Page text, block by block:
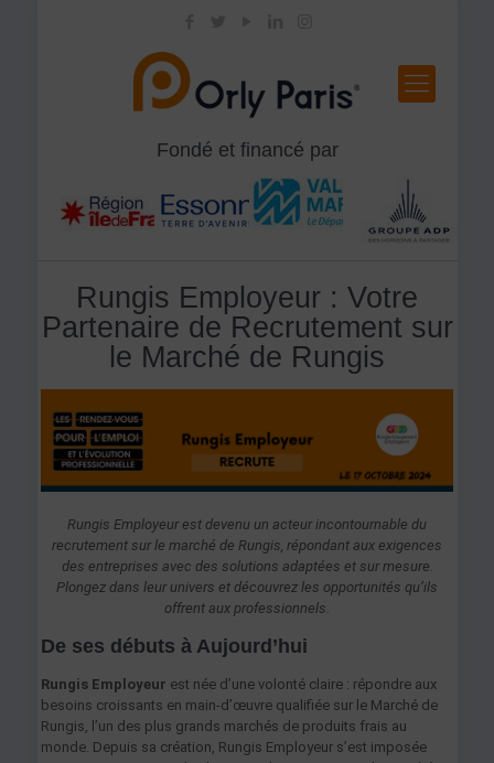
Fondé et financé par
Rungis Employeur : Votre
Partenaire de Recrutement sur
le Marché de Rungis
Rungis Employeur est devenu un acteur incontournable du
recrutement sur le marché de Rungis, répondant aux exigences
des entreprises avec des solutions adaptées et sur mesure.
Plongez dans leur univers et découvrez les opportunités qu’ils
offrent aux professionnels.
De ses débuts à Aujourd’hui
Rungis Employeur est née d’une volonté claire : répondre aux
besoins croissants en main-d’œuvre qualifiée sur le Marché de
Rungis, l’un des plus grands marchés de produits frais au
monde. Depuis sa création, Rungis Employeur s’est imposée